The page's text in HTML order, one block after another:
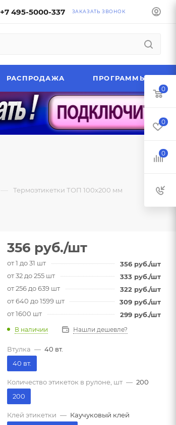
+7 495-5000-337 ЗАКАЗАТЬ ЗВОНОК
РАСПРОДАЖА ПРОГРАММЫ
— Термоэтикетки ТОП 100х200 мм
356 руб./шт
от 1 до 31 шт 356 руб./шт
от 32 до 255 шт
333 руб./шт
от 256 до 639 шт
322 руб./шт
от 640 до 1599 шт
309 руб./шт
от 1600 шт
299 руб./шт
В наличии Нашли дешевле?
Втулка — 40 вт.
40 вт.
Количество этикеток в рулоне, шт — 200
200
Клей этикетки — Каучуковый клей
0
0
0